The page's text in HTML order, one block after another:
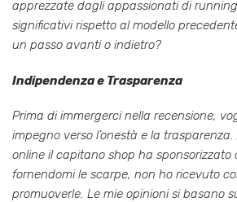
apprezzate dagli appassionati di
significativi rispetto al modello
un passo avanti o indietro?
Indipendenza e Trasparenza
Prima di immergerci nella recensione,
impegno verso l’onestà e la
online il capitano shop ha sponsorizzato
fornendomi le scarpe, non ho ricevuto
promuoverle. Le mie opinioni si basano